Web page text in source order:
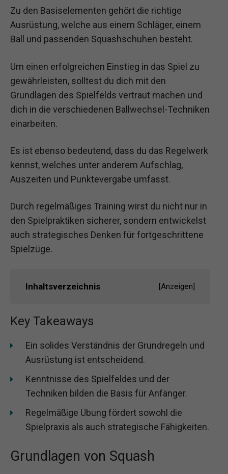
Zu den Basiselementen gehört die richtige
Ausrüstung, welche aus einem Schläger, einem
Ball und passenden Squashschuhen besteht.
Um einen erfolgreichen Einstieg in das Spiel zu
gewährleisten, solltest du dich mit den
Grundlagen des Spielfelds vertraut machen und
dich in die verschiedenen Ballwechsel-Techniken
einarbeiten.
Es ist ebenso bedeutend, dass du das Regelwerk
kennst, welches unter anderem Aufschlag,
Auszeiten und Punktevergabe umfasst.
Durch regelmäßiges Training wirst du nicht nur in
den Spielpraktiken sicherer, sondern entwickelst
auch strategisches Denken für fortgeschrittene
Spielzüge.
Inhaltsverzeichnis [Anzeigen]
Key Takeaways
Ein solides Verständnis der Grundregeln und
Ausrüstung ist entscheidend.
Kenntnisse des Spielfeldes und der
Techniken bilden die Basis für Anfänger.
Regelmäßige Übung fördert sowohl die
Spielpraxis als auch strategische Fähigkeiten.
Grundlagen von Squash